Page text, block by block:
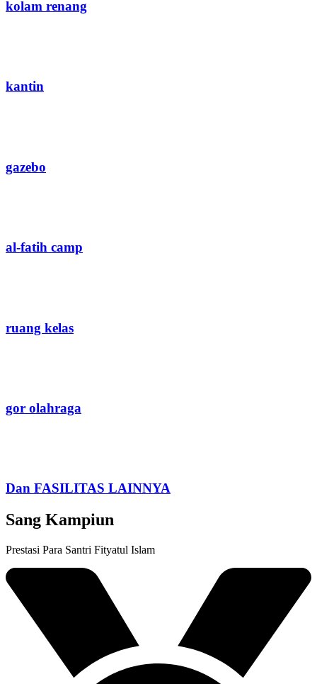
kolam renang
kantin
gazebo
al-fatih camp
ruang kelas
gor olahraga
Dan FASILITAS LAINNYA
Sang Kampiun
Prestasi Para Santri Fityatul Islam